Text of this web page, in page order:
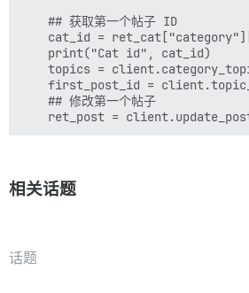
    ## 获取第一个帖子 ID
cat_id =
    print("Cat id", cat_id)
topics =
first_post_id =
    ## 修改第一个帖子
相关话题
话题